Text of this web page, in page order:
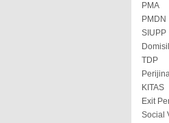
PMA
PMDN
SIUPP
TDP
KITAS
Exit
Social